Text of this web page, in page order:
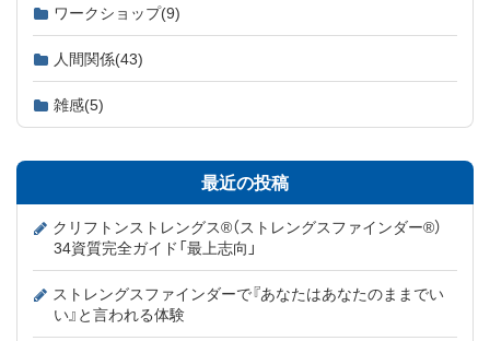
ワークショップ(9)
人間関係(43)
雑感(5)
最近の投稿
クリフトンストレングス®（ストレングスファインダー®）
34資質完全ガイド「最上志向」
ストレングスファインダーで『あなたはあなたのままでい
い』と言われる体験